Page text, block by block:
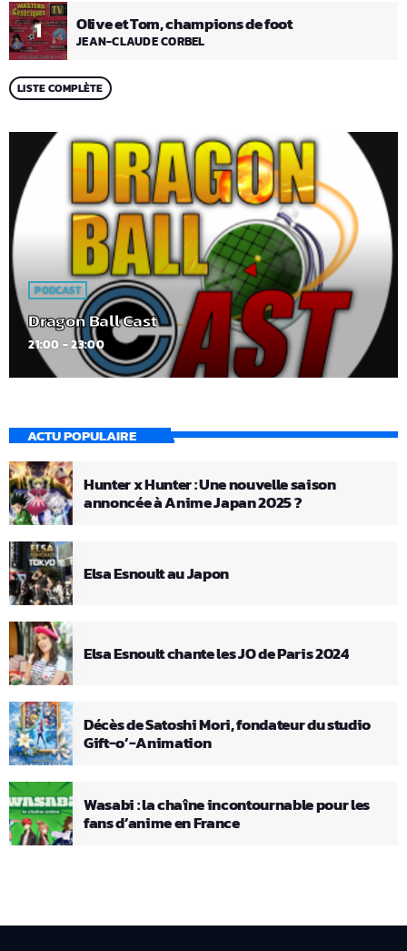
1 Olive et Tom, champions de foot
JEAN-CLAUDE CORBEL
LISTE COMPLÈTE
PODCAST
Dragon Ball Cast
21:00 - 23:00
ACTU POPULAIRE
Hunter x Hunter : Une nouvelle saison
annoncée à Anime Japan 2025 ?
Elsa Esnoult au Japon
Elsa Esnoult chante les JO de Paris 2024
Décès de Satoshi Mori, fondateur du studio
Gift-o’-Animation
Wasabi : la chaîne incontournable pour les
fans d’anime en France